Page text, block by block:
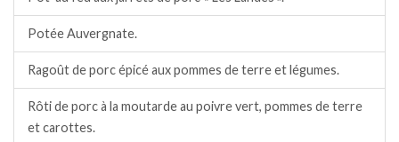
Potée Auvergnate.
Ragoût de porc épicé aux pommes de terre et légumes.
Rôti de porc à la moutarde au poivre vert, pommes de terre
et carottes.